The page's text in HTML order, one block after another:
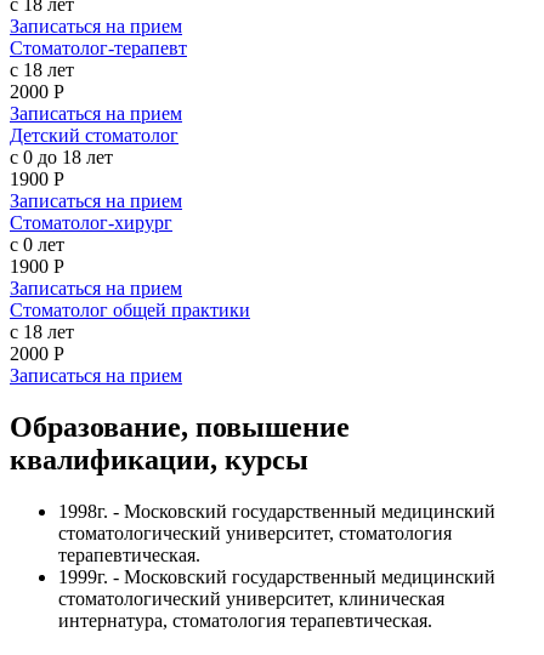
с 18 лет
Записаться на прием
Стоматолог-терапевт
с 18 лет
2000 Р
Записаться на прием
Детский стоматолог
с 0 до 18 лет
1900 Р
Записаться на прием
Стоматолог-хирург
с 0 лет
1900 Р
Записаться на прием
Стоматолог общей практики
с 18 лет
2000 Р
Записаться на прием
Образование, повышение
квалификации, курсы
1998г. - Московский государственный медицинский
стоматологический университет, стоматология
терапевтическая.
1999г. - Московский государственный медицинский
стоматологический университет, клиническая
интернатура, стоматология терапевтическая.